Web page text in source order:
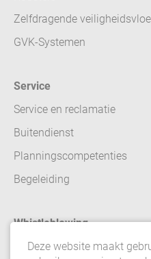
Zelfdragende
GVK-Systemen
Service
Service en reclamatie
Buitendienst
Planningscompetenties
Begeleiding
Whistleblowing
Deze website maakt